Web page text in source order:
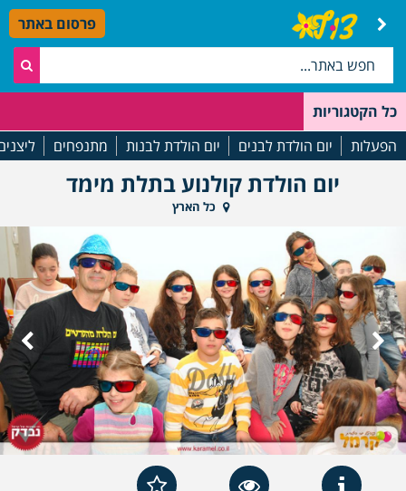
פרסום באתר
כל הקטגוריות
הפעלות
יום הולדת לבנים יום הולדת לבנות מתנפחים
יום הולדת קולנוע בתלת מימד
כל הארץ